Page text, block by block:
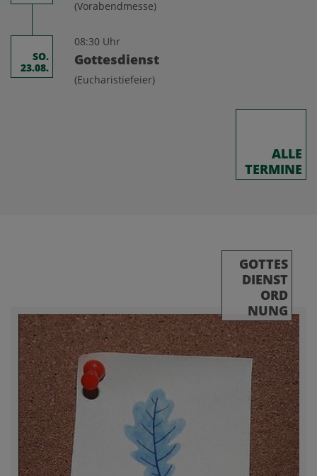
(Vorabendmesse)
SO.
23.08.
08:30 Uhr
Gottesdienst
(Eucharistiefeier)
ALLE
TERMINE
GOTTES
DIENST
ORD
NUNG